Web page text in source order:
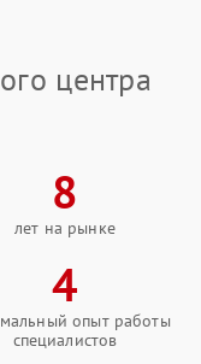
центра
8
лет на рынке
4
опыт работы
специалистов